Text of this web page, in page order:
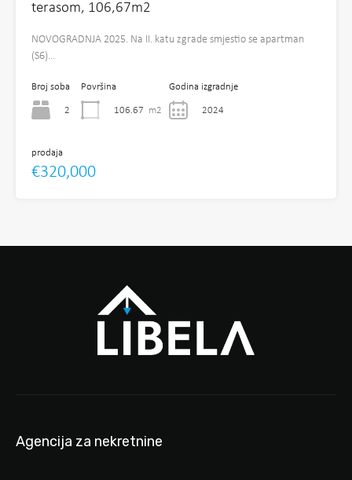
terasom, 106,67m2
NOVOGRADNJA 2025. Na II. katu zgrade smjestio se apartman
(S6)…
Broj soba
2
Površina
106.67 m2
Godina izgradnje
2024
prodaja
€320,000
Agencija za nekretnine